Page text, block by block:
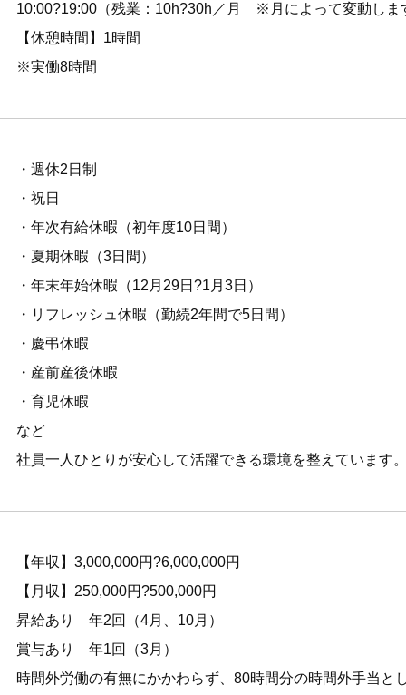
10:00?19:00（残業：10h?30h／月 ※月によって変動しま
【休憩時間】1時間
※実働8時間
・週休2日制
・祝日
・年次有給休暇（初年度10日間）
・夏期休暇（3日間）
・年末年始休暇（12月29日?1月3日）
・リフレッシュ休暇（勤続2年間で5日間）
・慶弔休暇
・産前産後休暇
・育児休暇
など
社員一人ひとりが安心して活躍できる環境を整えています
【年収】3,000,000円?6,000,000円
【月収】250,000円?500,000円
昇給あり 年2回（4月、10月）
賞与あり 年1回（3月）
時間外労働の有無にかかわらず、80時間分の時間外手当と